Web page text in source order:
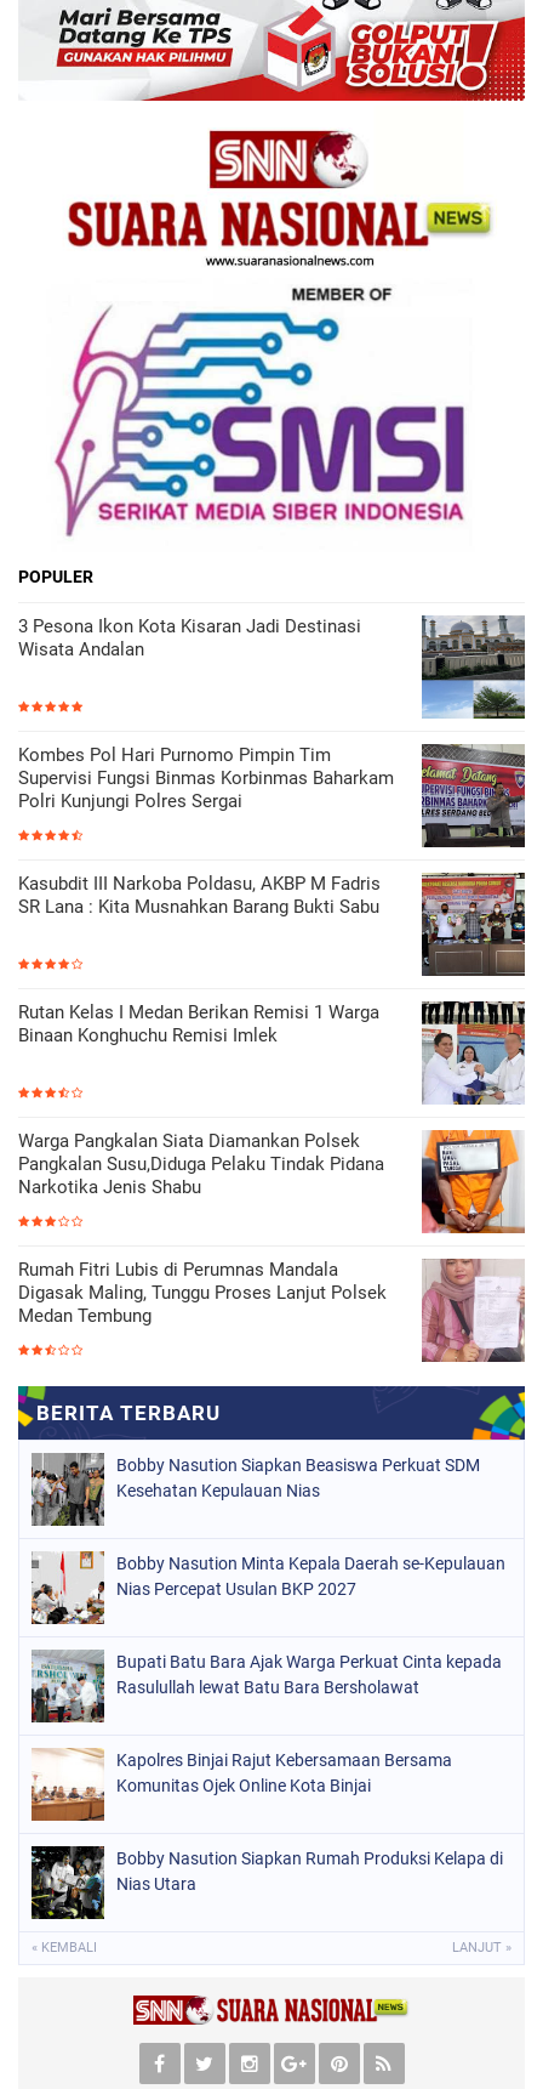
POPULER
3 Pesona Ikon Kota Kisaran Jadi Destinasi
Wisata Andalan
Kombes Pol Hari Purnomo Pimpin Tim
Supervisi Fungsi Binmas Korbinmas Baharkam
Polri Kunjungi Polres Sergai
Kasubdit III Narkoba Poldasu, AKBP M Fadris
SR Lana : Kita Musnahkan Barang Bukti Sabu
Rutan Kelas I Medan Berikan Remisi 1 Warga
Binaan Konghuchu Remisi Imlek
Warga Pangkalan Siata Diamankan Polsek
Pangkalan Susu,Diduga Pelaku Tindak Pidana
Narkotika Jenis Shabu
Rumah Fitri Lubis di Perumnas Mandala
Digasak Maling, Tunggu Proses Lanjut Polsek
Medan Tembung
Bobby Nasution Siapkan Beasiswa Perkuat SDM
Kesehatan Kepulauan Nias
Bobby Nasution Minta Kepala Daerah se-Kepulauan
Nias Percepat Usulan BKP 2027
Bupati Batu Bara Ajak Warga Perkuat Cinta kepada
Rasulullah lewat Batu Bara Bersholawat
Kapolres Binjai Rajut Kebersamaan Bersama
Komunitas Ojek Online Kota Binjai
Bobby Nasution Siapkan Rumah Produksi Kelapa di
Nias Utara
« KEMBALI LANJUT »